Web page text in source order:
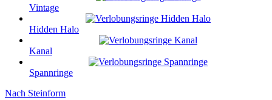
Vintage
Hidden Halo
Kanal
Spannringe
Nach Steinform